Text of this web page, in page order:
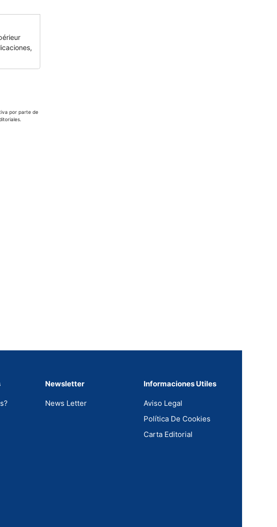
por parte de
Newsletter
News Letter
Informaciones Utiles
Aviso Legal
Política De Cookies
Carta Editorial